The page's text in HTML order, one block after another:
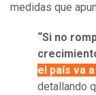
medidas que
“Si no
el país va
detallando